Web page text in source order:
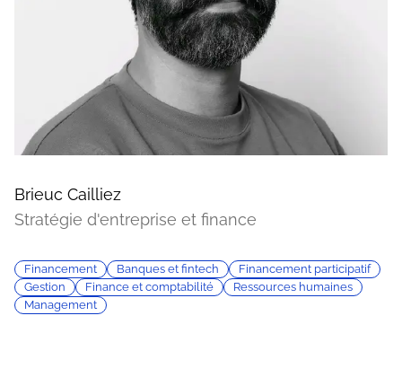
Brieuc Cailliez
Stratégie d'entreprise et finance
Financement Banques et fintech
Financement participatif
Gestion
Finance et comptabilité
Ressources humaines
Management